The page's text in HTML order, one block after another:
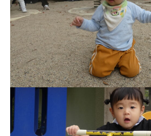
美⽊多幼稚園の理想
園の1⽇
年間⾏事
預かり保育［ヒラソル ]
美⽊多チコス
美⽊多チコスについて
美⽊多チコスブログ